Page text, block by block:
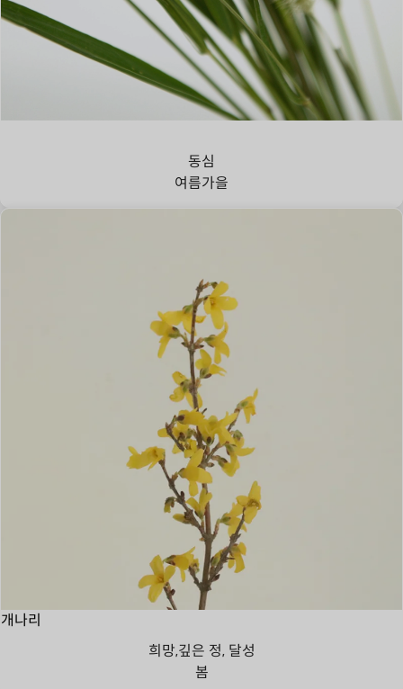
동심
여름가을
개나리
희망,깊은 정, 달성
봄